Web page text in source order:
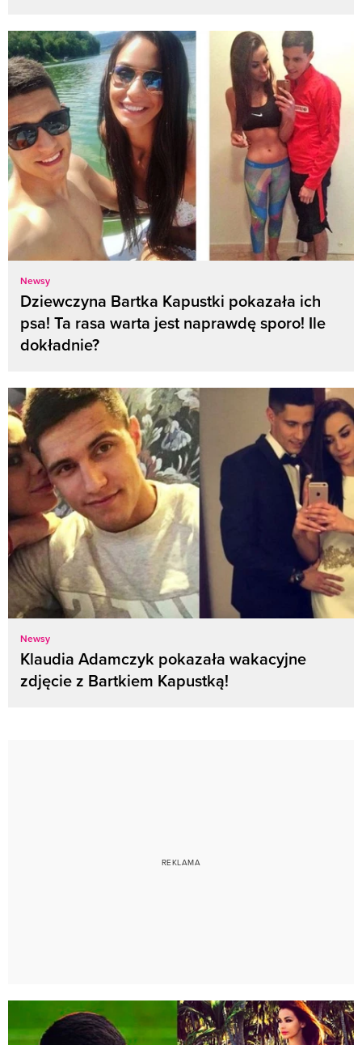
Newsy
Dziewczyna Bartka Kapustki pokazała ich
psa! Ta rasa warta jest naprawdę sporo! Ile
dokładnie?
Newsy
Klaudia Adamczyk pokazała wakacyjne
zdjęcie z Bartkiem Kapustką!